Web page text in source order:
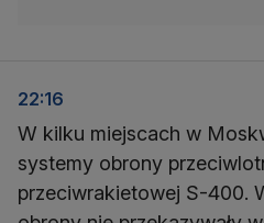
22:16
W kilku miejscach w
systemy obrony
przeciwrakietowej S-400.